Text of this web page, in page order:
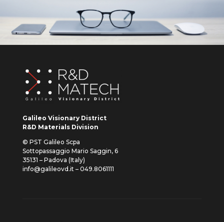
Galileo Visionary District
R&D Materials Division
© PST Galileo Scpa
Sottopassaggio Mario Saggin, 6
35131 – Padova (Italy)
info@galileovd.it – 049.8061111